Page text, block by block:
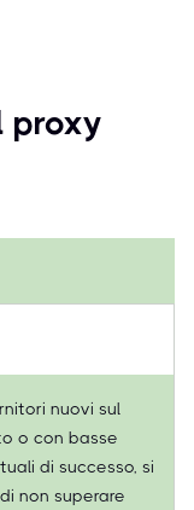
proxy
nuovi sul
o con basse
di successo, si
non superare